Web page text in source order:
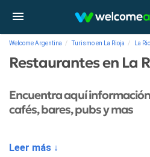
Welcome Argentina Turismo en La Rioja La
Restaurantes en La
Encuentra aquí
cafés, bares, pubs y mas
Leer más ↓